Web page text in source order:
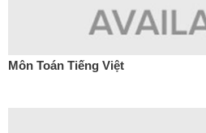
Môn Toán Tiếng Việt